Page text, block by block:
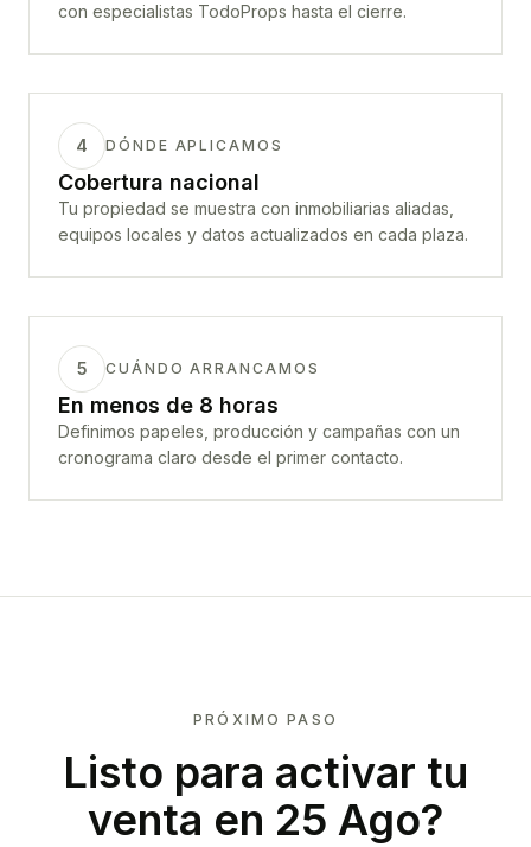
con especialistas TodoProps hasta el cierre.
4 DÓNDE APLICAMOS
Cobertura nacional
Tu propiedad se muestra con inmobiliarias aliadas,
equipos locales y datos actualizados en cada plaza.
5 CUÁNDO ARRANCAMOS
En menos de 8 horas
Definimos papeles, producción y campañas con un
cronograma claro desde el primer contacto.
PRÓXIMO PASO
Listo para activar tu
venta en 25 Ago?